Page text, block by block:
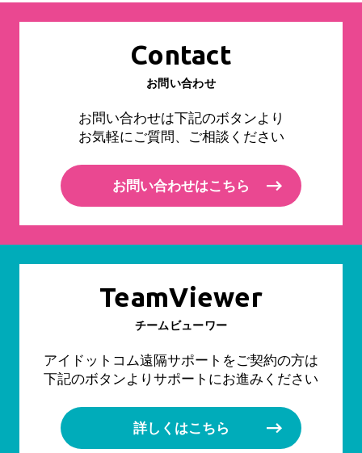
Contact
お問い合わせ
お問い合わせは下記のボタンより
お気軽にご質問、ご相談ください
お問い合わせはこちら
TeamViewer
チームビューワー
アイドットコム遠隔サポートをご契約の方は
下記のボタンよりサポートにお進みください
詳しくはこちら